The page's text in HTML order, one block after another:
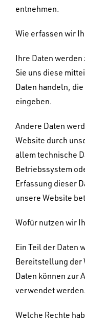
entnehmen.
Wie erfassen wir
Ihre Daten
Sie uns diese
Daten handeln,
eingeben.
Andere Daten
Website durch
allem technische
Betriebssystem
Erfassung dieser
unsere Website
Wofür nutzen wir
Ein Teil der Daten
Bereitstellung der
Daten können zur
verwendet werden.
Welche Rechte